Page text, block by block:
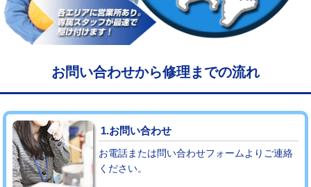
管・ポリ管・HT管使用/3ｍ超え)
マス交換（土の掘削・埋め戻し作業） 11,000円~
マス交換（深さ50㎝未満） 55,000円
マス交換（深さ50㎝以上） 66,000円
コンクリート斫り（厚さ10㎝まで）
コンクリート斫り（厚さ10㎝超え） 38,500円
モルタル補修（厚さ10㎝まで）
お問い合わせから修理までの流れ
1.お問い合わせ
お電話または問い合わせフォームよりご連絡
ください。